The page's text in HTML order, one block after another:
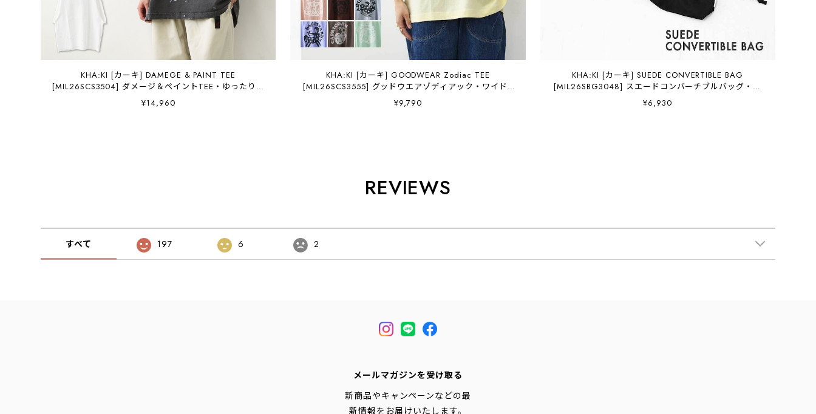
KHA:KI [カーキ] DAMEGE & PAINT TEE
[MIL26SCS3504] ダメージ＆ペイントTEE・ゆったりシ
ルエット・ヴィンテージ・ペイントデザイン・オーバー
サイズ・ドロップショルダー・LADY'S [2026SS]
¥14,960
KHA:KI [カーキ] GOODWEAR Zodiac TEE
[MIL26SCS3555] グッドウエアゾディアック・ワイドT
シャツ・ゆったりシルエット・七分袖・ワイドボックス
シルエット・12星座・LADY'S [2026AW]
¥9,790
KHA:KI [カーキ] SUEDE CONVERTIBLE BAG
[MIL26SBG3048] スエードコンバーチブルバッグ・２
WAY・スエード調・巾着・ポーチ・コンパクト・ショル
ダー・LADY'S [2026AW]
¥6,930
REVIEWS
すべて 197 6 2
メールマガジンを受け取る
新商品やキャンペーンなどの最
新情報をお届けいたします。